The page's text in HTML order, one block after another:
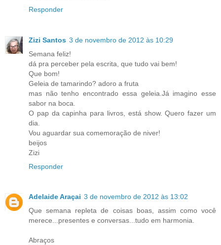
Responder
Zizi Santos 3 de novembro de 2012 às 10:29
Semana feliz!
dá pra perceber pela escrita, que tudo vai bem!
Que bom!
Geleia de tamarindo? adoro a fruta
mas não tenho encontrado essa geleia.Já imagino esse
sabor na boca.
O pap da capinha para livros, está show. Quero fazer um
dia.
Vou aguardar sua comemoração de niver!
beijos
Zizi
Responder
Adelaide Araçai 3 de novembro de 2012 às 13:02
Que semana repleta de coisas boas, assim como você
merece...presentes e conversas...tudo em harmonia.
Abraços